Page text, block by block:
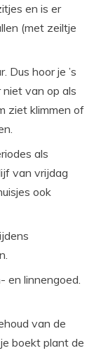
en is er
(met zeiltje
Dus hoor je ’s
van op als
ziet klimmen of
als
van vrijdag
ook
en linnengoed.
van de
boekt plant de